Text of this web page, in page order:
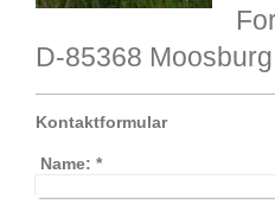
D-85368 Moosburg
Kontaktformular
Name: *